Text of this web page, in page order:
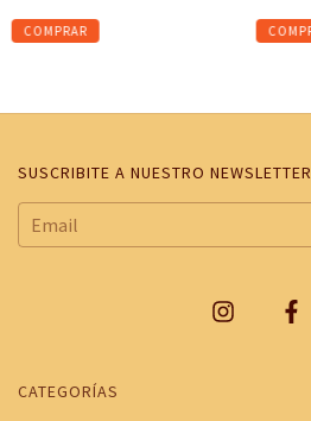
SUSCRIBITE A NUESTRO NEWSLETTER
CATEGORÍAS